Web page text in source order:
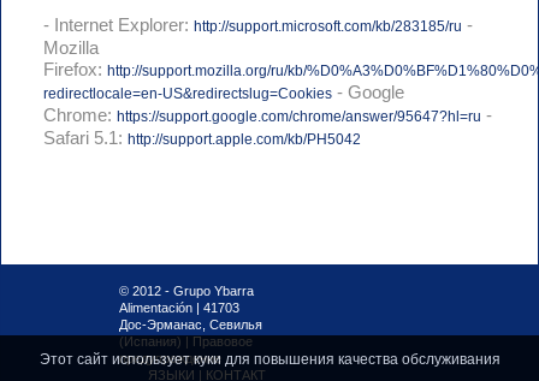
КОНТАКТ
- Internet Explorer: http://support.microsoft.com/kb/283185/ru -
Mozilla
Firefox: http://support.mozilla.org/ru/kb/
redirectlocale=en-US&redirectslug=Cookies - Google
Chrome: https://support.google.com/chrome/answer/95647?hl=ru -
Safari 5.1: http://support.apple.com/kb/PH5042
© 2012 - Grupo Ybarra
Alimentación | 41703
Дос-Эрманас, Севилья
(Испания) | Правовое
предупреждение
ЯЗЫКИ | КОНТАКТ
Этот сайт использует куки для повышения качества обслуживания